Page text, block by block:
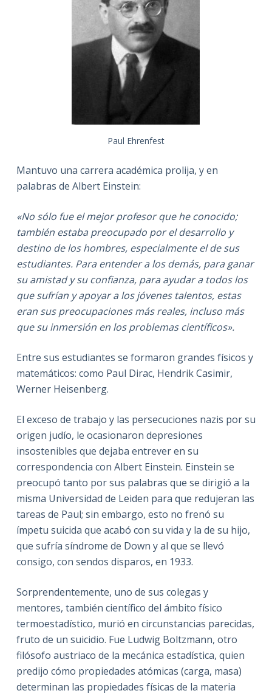
Paul Ehrenfest
Mantuvo una carrera académica prolija, y en
palabras de Albert Einstein:
«No sólo fue el mejor profesor que he conocido;
también estaba preocupado por el desarrollo y
destino de los hombres, especialmente el de sus
estudiantes. Para entender a los demás, para ganar
su amistad y su confianza, para ayudar a todos los
que sufrían y apoyar a los jóvenes talentos, estas
eran sus preocupaciones más reales, incluso más
que su inmersión en los problemas científicos».
Entre sus estudiantes se formaron grandes físicos y
matemáticos: como Paul Dirac, Hendrik Casimir,
Werner Heisenberg.
El exceso de trabajo y las persecuciones nazis por su
origen judío, le ocasionaron depresiones
insostenibles que dejaba entrever en su
correspondencia con Albert Einstein. Einstein se
preocupó tanto por sus palabras que se dirigió a la
misma Universidad de Leiden para que redujeran las
tareas de Paul; sin embargo, esto no frenó su
ímpetu suicida que acabó con su vida y la de su hijo,
que sufría síndrome de Down y al que se llevó
consigo, con sendos disparos, en 1933.
Sorprendentemente, uno de sus colegas y
mentores, también científico del ámbito físico
termoestadístico, murió en circunstancias parecidas,
fruto de un suicidio. Fue Ludwig Boltzmann, otro
filósofo austriaco de la mecánica estadística, quien
predijo cómo propiedades atómicas (carga, masa)
determinan las propiedades físicas de la materia